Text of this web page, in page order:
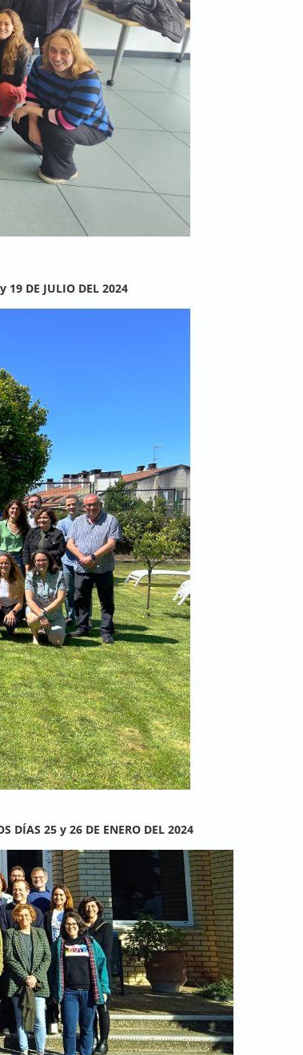
19 DE JULIO DEL 2024
DÍAS 25 y 26 DE ENERO DEL 2024